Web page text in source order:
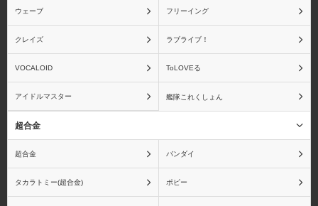
スカイチューブ ダイキ工業
ディ・モールト ベネ ねんどろいど
ビート
ウェーブ フリーイング
クレイズ ラブライブ！
VOCALOID ToLOVEる
アイドルマスター 艦隊これくしょん
超合金
超合金 バンダイ
タカラトミー(超合金) ポピー